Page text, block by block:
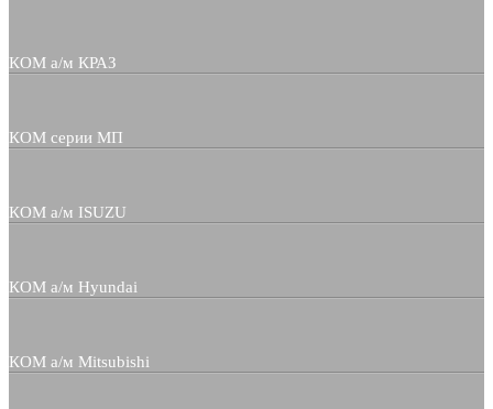
КОМ а/м КРАЗ
КОМ серии МП
КОМ а/м ISUZU
КОМ а/м Hyundai
КОМ а/м Mitsubishi